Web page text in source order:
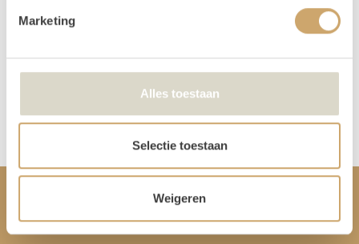
Marketing
Alles toestaan
Selectie toestaan
Weigeren
spullen.
Disclaimer: Dit product is een verhuurproduct en kan gebruikssporen bevatten zoals krassen, deuken